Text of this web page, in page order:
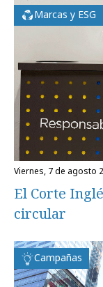
Marcas y ESG
viernes, 7 de agosto
El Corte
circular
Campañas